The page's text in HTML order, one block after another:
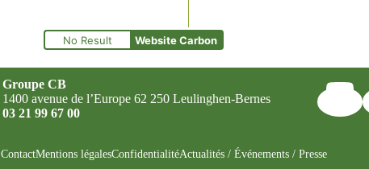
No Result Website Carbon
Groupe CB
1400 avenue de l’Europe 62 250 Leulinghen-Bernes
03 21 99 67 00
ContactMentions légalesConfidentialitéActualités / Événements / Presse